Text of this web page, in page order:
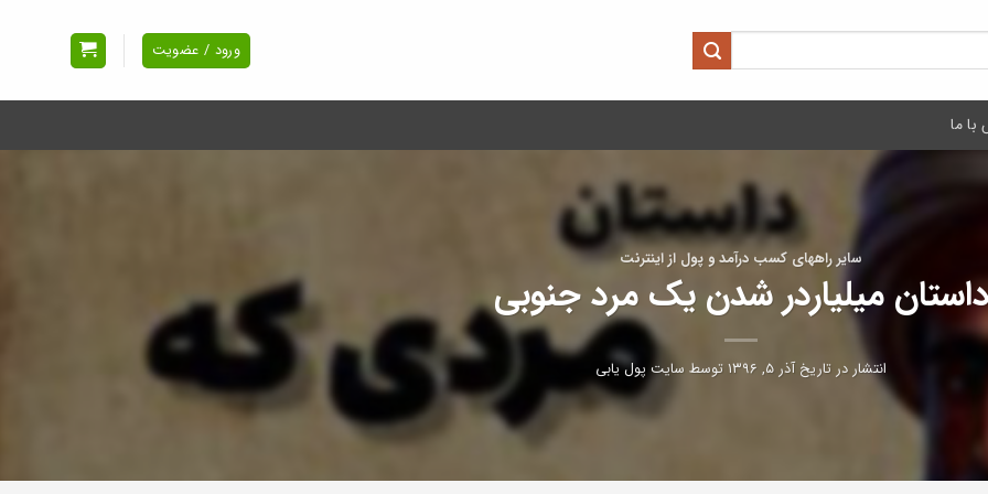
ورود / عضویت
ما
سایر راههای کسب درآمد و پول از اینترنت
داستان میلیاردر شدن یک مرد جنوبی
انتشار در تاریخآذر ۵, ۱۳۹۶ توسط سایت پول یابی